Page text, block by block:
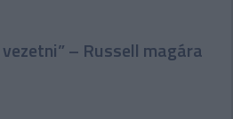
– Russell magára